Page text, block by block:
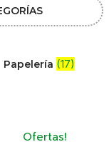
Papelería (17)